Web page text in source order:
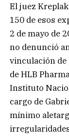
El juez
150 de esos
2 de mayo de
no denunció
vinculación de
de HLB
Instituto
cargo de
mínimo